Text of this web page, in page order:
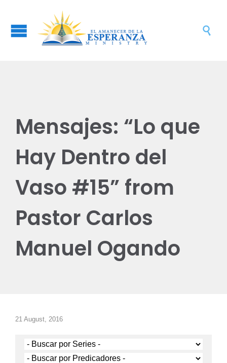

Mensajes: “Lo que
Hay Dentro del
Vaso #15” from
Pastor Carlos
Manuel Ogando
21 August, 2016